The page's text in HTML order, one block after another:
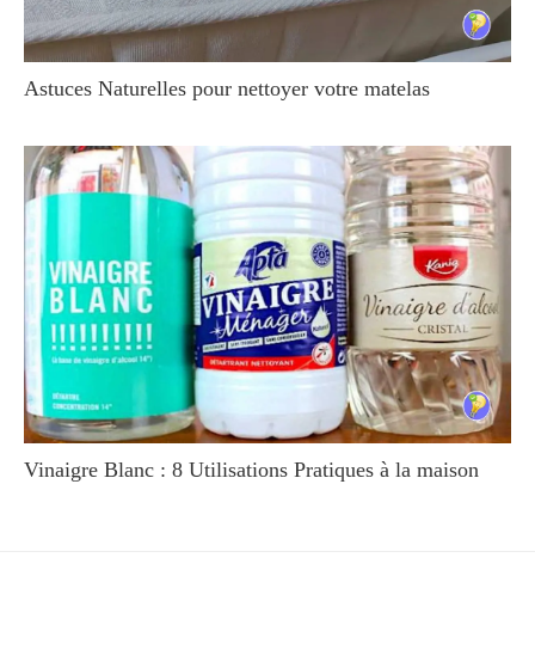
Astuces Naturelles pour nettoyer votre matelas
Vinaigre Blanc : 8 Utilisations Pratiques à la maison